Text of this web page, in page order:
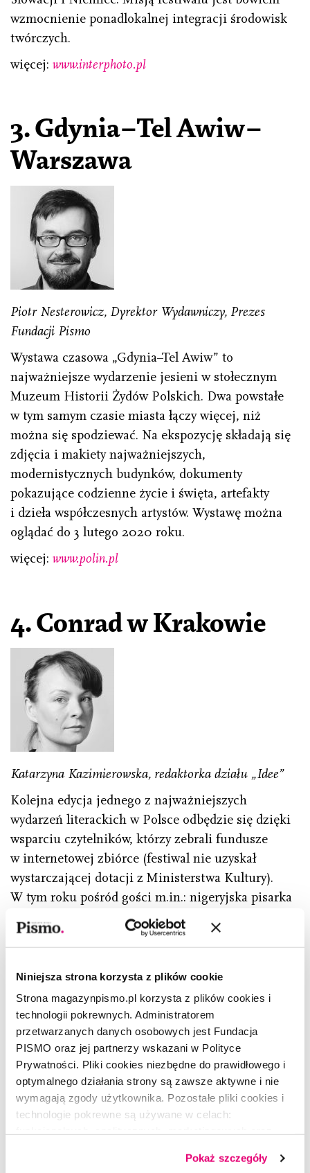
Niniejsza strona korzysta z plików cookie
Strona magazynpismo.pl korzysta z plików cookies i
technologii pokrewnych. Administratorem
przetwarzanych danych osobowych jest Fundacja
PISMO oraz jej partnerzy wskazani w Polityce
Prywatności. Pliki cookies niezbędne do prawidłowego i
optymalnego działania strony są zawsze aktywne i nie
wymagają zgody użytkownika. Pozostałe pliki cookies i
technologie pokrewne są używane w celach:
dobrowolną zgodę na pliki cookies i technologie
Pokaż szczegóły
wzmocnienie ponadlokalnej integracji środowisk
twórczych.
więcej: www.interphoto.pl
3.Gdynia–Tel Awiw–
Warszawa
Piotr Nesterowicz, Dyrektor Wydawniczy, Prezes
Fundacji Pismo
Wystawa czasowa „Gdynia–Tel Awiw” to
najważniejsze wydarzenie jesieni w stołecznym
Muzeum Historii Żydów Polskich. Dwa powstałe
w tym samym czasie miasta łączy więcej, niż
można się spodziewać. Na ekspozycję składają się
zdjęcia i makiety najważniejszych,
modernistycznych budynków, dokumenty
pokazujące codzienne życie i święta, artefakty
i dzieła współczesnych artystów. Wystawę można
oglądać do 3 lutego 2020 roku.
więcej: www.polin.pl
4.Conrad w Krakowie
Katarzyna Kazimierowska, redaktorka działu „Idee”
Kolejna edycja jednego z najważniejszych
wydarzeń literackich w Polsce odbędzie się dzięki
wsparciu czytelników, którzy zebrali fundusze
w internetowej zbiórce (festiwal nie uzyskał
wystarczającej dotacji z Ministerstwa Kultury).
W tym roku pośród gości m.in.: nigeryjska pisarka
Chimamanda Ngozi Adichie, Dmitrij Bykow,
Marek Bieńczyk, Olga Drenda, Didier Eribon
dyskusyjne, Lekcje Czytania i pokazy filmów.
więcej: www.conradfestival.pl
CZYTAJ TAKŻE